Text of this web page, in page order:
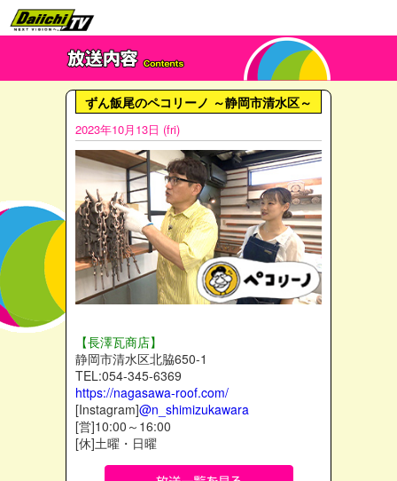
ずん飯尾のペコリーノ ～静岡市清水区～
2023年10月13日 (fri)
【長澤瓦商店】
静岡市清水区北脇650-1
TEL:054-345-6369
https://nagasawa-roof.com/
[Instagram]@n_shimizukawara
[営]10:00～16:00
[休]土曜・日曜